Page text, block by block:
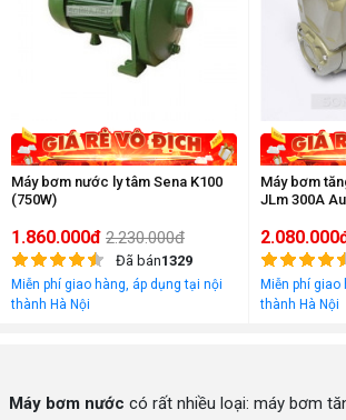
Máy bơm nước ly tâm Sena K100
(750W)
1.860.000đ 2.230.000đ
Đã bán1329
Miễn phí giao hàng, áp dụng tại nội
thành Hà Nội
Máy bơm
JLm 300A
Miễn phí
thành Hà Nội
Máy bơm nước có rất nhiều loại: máy bơm